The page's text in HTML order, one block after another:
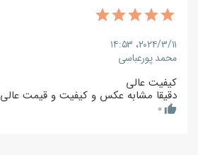
۲۰۲۴/۳/۱۱،‏ ۱۴:۵۳
محمد پورعباسی
کیفیت عالی
دقیقا مشابه عکس و کیفیت و قیمت عالی
thumb_up
0